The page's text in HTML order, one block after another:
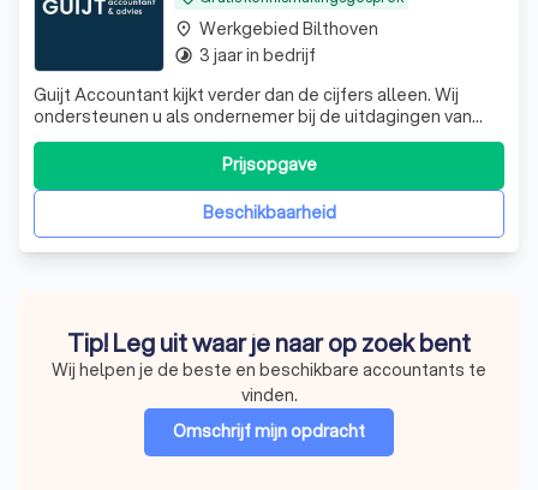
Guijt Accountant kijkt verder dan de cijfers alleen. Wij
ondersteunen u als ondernemer bij de uitdagingen van
vandaag en morgen. Samen helpen we u en de
Beschikbaarheid
Prijsopgave
place Werkgebied Bilthoven
timelapse 3 jaar in bedrijf
Tip! Leg uit waar je naar op zoek bent
Wij helpen je de beste en beschikbare accountants te
vinden.
Omschrijf mijn opdracht